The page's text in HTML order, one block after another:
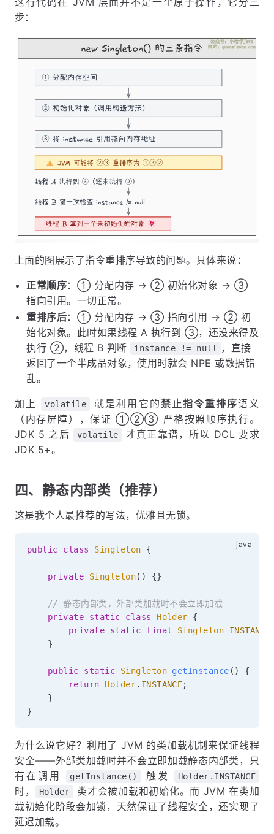
步：
上面的图展示了指令重排序导致的问题。具体来说：
正常顺序：① 分配内存 → ② 初始化对象 → ③
指向引用。一切正常。
重排序后：① 分配内存 → ③ 指向引用 → ② 初
始化对象。此时如果线程 A 执行到 ③，还没来得及
执行 ②，线程 B 判断
instance != null ，直接
返回了一个半成品对象，使用时就会 NPE 或数据错
乱。
加上 volatile 就是利用它的禁止指令重排序语义
（内存屏障），保证 ①②③ 严格按照顺序执行。
JDK 5 之后
volatile
才真正靠谱，所以 DCL 要求
JDK 5+。
四、静态内部类（推荐）
这是我个人最推荐的写法，优雅且无锁。
public class Singleton {
private Singleton( ) {}
// 静态内部类，外部类加载时不会立即加载
private
static class Holder
{
private
static final Singleton
INSTANCE
}
public static Singleton getInstance ( )
{
return
Holder. INSTANCE;
}
}
为什么说它好？利用了 JVM 的类加载机制来保证线程
安全——外部类加载时并不会立即加载静态内部类，只
有在调用
getInstance() 触发 Holder.INSTANCE
时， Holder
类才会被加载和初始化。而 JVM 在类加
载初始化阶段会加锁，天然保证了线程安全，还实现了
延迟加载。